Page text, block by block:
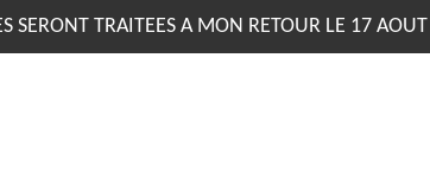
SERONT TRAITEES A MON RETOUR LE 17 AOUT